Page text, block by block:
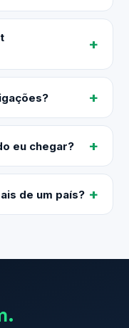
eu chegar?
de um país?